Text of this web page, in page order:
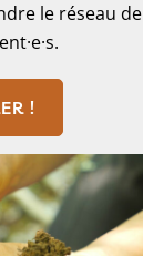
le réseau de
!